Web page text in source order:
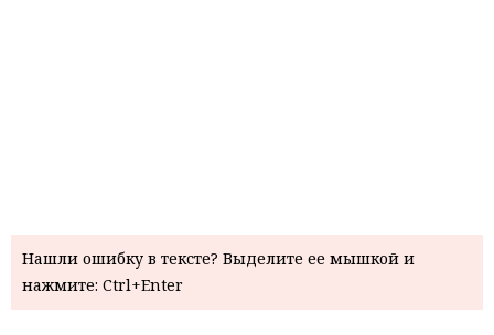
Нашли ошибку в тексте? Выделите ее мышкой и
нажмите: Ctrl+Enter